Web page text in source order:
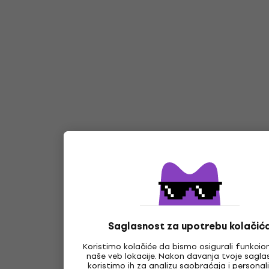
Saglasnost za upotrebu
Koristimo kolačiće da bismo osigurali
naše veb lokacije. Nakon davanja tvoje
koristimo ih za analizu saobraćaja i